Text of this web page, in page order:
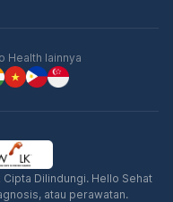
Health lainnya
Dilindungi. Hello Sehat
atau perawatan.